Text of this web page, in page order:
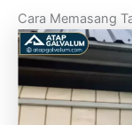
Cara Memasang